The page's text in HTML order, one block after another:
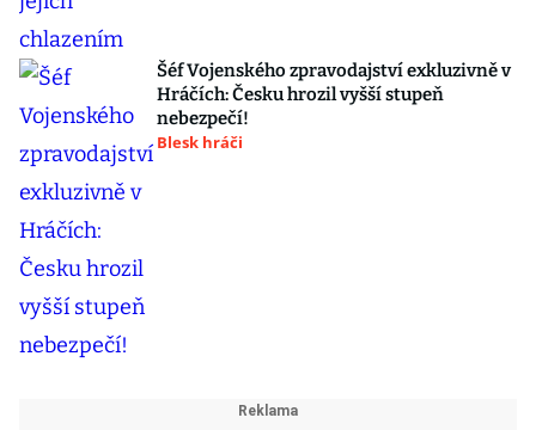
Šéf Vojenského zpravodajství exkluzivně v
Hráčích: Česku hrozil vyšší stupeň
nebezpečí!
Blesk hráči